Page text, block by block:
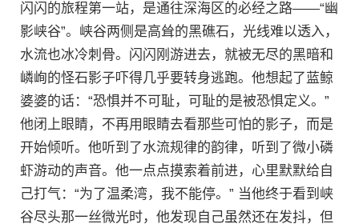
闪闪的旅程第一站，是通往深海区的必经之路——“幽
影峡谷”。峡谷两侧是高耸的黑礁石，光线难以透入，
水流也冰冷刺骨。闪闪刚游进去，就被无尽的黑暗和
嶙峋的怪石影子吓得几乎要转身逃跑。他想起了蓝鲸
婆婆的话：“恐惧并不可耻，可耻的是被恐惧定义。”
他闭上眼睛，不再用眼睛去看那些可怕的影子，而是
开始倾听。他听到了水流规律的韵律，听到了微小磷
虾游动的声音。他一点点摸索着前进，心里默默给自
己打气：“为了温柔湾，我不能停。” 当他终于看到峡
谷尽头那一丝微光时，他发现自己虽然还在发抖，但